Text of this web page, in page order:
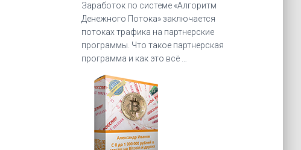
Заработок по системе «Алгоритм
Денежного Потока» заключается
потоках трафика на партнерские
программы. Что такое партнерская
программа и как это всё …